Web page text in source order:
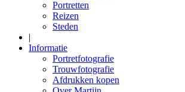
Portretten
Reizen
Steden
|
Informatie
Portretfotografie
Trouwfotografie
Afdrukken kopen